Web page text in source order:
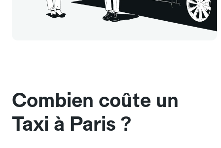
Combien coûte un
Taxi à Paris ?